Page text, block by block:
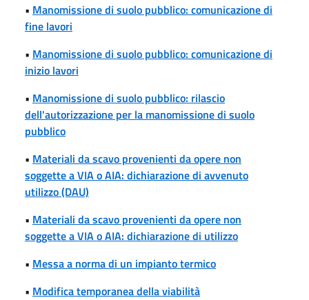
• Manomissione di suolo pubblico: comunicazione di
fine lavori
• Manomissione di suolo pubblico: comunicazione di
inizio lavori
• Manomissione di suolo pubblico: rilascio
dell'autorizzazione per la manomissione di suolo
pubblico
• Materiali da scavo provenienti da opere non
soggette a VIA o AIA: dichiarazione di avvenuto
utilizzo (DAU)
• Materiali da scavo provenienti da opere non
soggette a VIA o AIA: dichiarazione di utilizzo
• Messa a norma di un impianto termico
• Modifica temporanea della viabilità